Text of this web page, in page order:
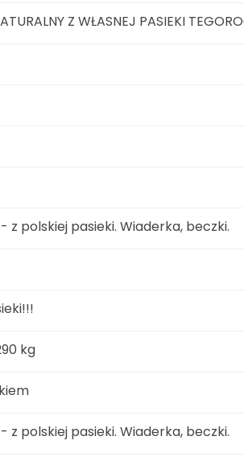
Z WŁASNEJ PASIEKI
z polskiej pasieki. Wiaderka, beczki.
kg
z polskiej pasieki. Wiaderka, beczki.